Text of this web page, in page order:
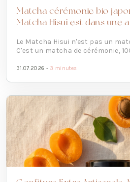
Matcha cérémonie bio
Matcha Hisui est dans une
Le Matcha Hisui n'est pas un
C'est un matcha de cérémonie,
31.07.2026 - 3 minutes